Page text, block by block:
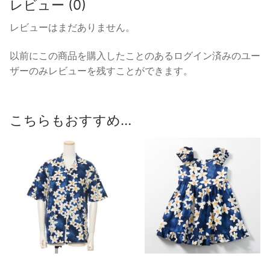
レビュー (0)
レビューはまだありません。
以前にこの商品を購入したことのあるログイン済みのユー
ザーのみレビューを残すことができます。
こちらもおすすめ…